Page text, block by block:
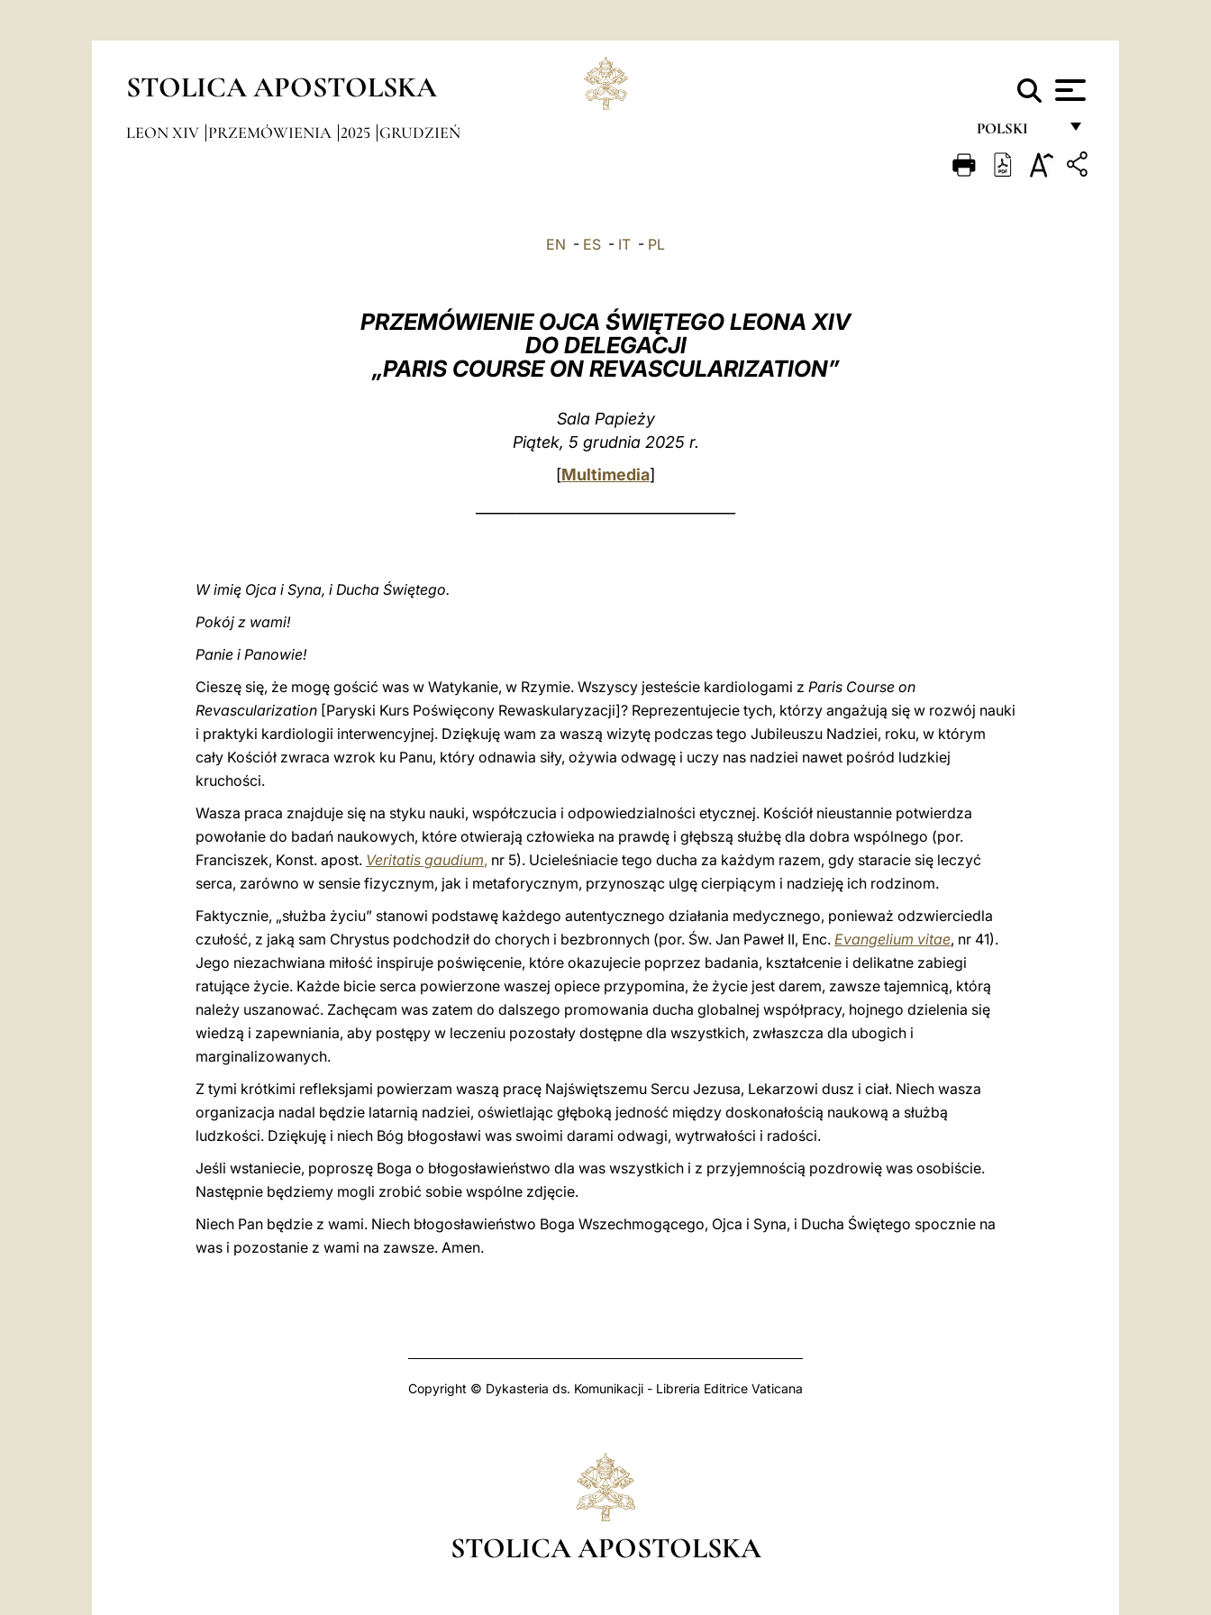
STOLICA APOSTOLSKA
POLSKI
FRANÇAIS
LEON XIV PRZEMÓWIENIA 2025 GRUDZIEŃ
EN - ES - IT - PL
PRZEMÓWIENIE OJCA ŚWIĘTEGO LEONA XIV
DO DELEGACJI
„PARIS COURSE ON REVASCULARIZATION”
Sala Papieży
Piątek, 5 grudnia 2025 r.
[Multimedia]
W imię Ojca i Syna, i Ducha Świętego.
Pokój z wami!
Panie i Panowie!
Cieszę się, że mogę gościć was w Watykanie, w Rzymie. Wszyscy jesteście kardiologami z Paris Course on
Revascularization [Paryski Kurs Poświęcony Rewaskularyzacji]? Reprezentujecie tych, którzy angażują się w rozwój nauki
i praktyki kardiologii interwencyjnej. Dziękuję wam za waszą wizytę podczas tego Jubileuszu Nadziei, roku, w którym
cały Kościół zwraca wzrok ku Panu, który odnawia siły, ożywia odwagę i uczy nas nadziei nawet pośród ludzkiej
kruchości.
Wasza praca znajduje się na styku nauki, współczucia i odpowiedzialności etycznej. Kościół nieustannie potwierdza
powołanie do badań naukowych, które otwierają człowieka na prawdę i głębszą służbę dla dobra wspólnego (por.
Franciszek, Konst. apost. Veritatis gaudium, nr 5). Ucieleśniacie tego ducha za każdym razem, gdy staracie się leczyć
serca, zarówno w sensie fizycznym, jak i metaforycznym, przynosząc ulgę cierpiącym i nadzieję ich rodzinom.
Faktycznie, „służba życiu” stanowi podstawę każdego autentycznego działania medycznego, ponieważ odzwierciedla
czułość, z jaką sam Chrystus podchodził do chorych i bezbronnych (por. Św. Jan Paweł II, Enc. Evangelium vitae, nr 41).
Jego niezachwiana miłość inspiruje poświęcenie, które okazujecie poprzez badania, kształcenie i delikatne zabiegi
ratujące życie. Każde bicie serca powierzone waszej opiece przypomina, że życie jest darem, zawsze tajemnicą, którą
należy uszanować. Zachęcam was zatem do dalszego promowania ducha globalnej współpracy, hojnego dzielenia się
wiedzą i zapewniania, aby postępy w leczeniu pozostały dostępne dla wszystkich, zwłaszcza dla ubogich i
marginalizowanych.
Z tymi krótkimi refleksjami powierzam waszą pracę Najświętszemu Sercu Jezusa, Lekarzowi dusz i ciał. Niech wasza
organizacja nadal będzie latarnią nadziei, oświetlając głęboką jedność między doskonałością naukową a służbą
ludzkości. Dziękuję i niech Bóg błogosławi was swoimi darami odwagi, wytrwałości i radości.
Jeśli wstaniecie, poproszę Boga o błogosławieństwo dla was wszystkich i z przyjemnością pozdrowię was osobiście.
Następnie będziemy mogli zrobić sobie wspólne zdjęcie.
Niech Pan będzie z wami. Niech błogosławieństwo Boga Wszechmogącego, Ojca i Syna, i Ducha Świętego spocznie na
was i pozostanie z wami na zawsze. Amen.
Copyright © Dykasteria ds. Komunikacji - Libreria Editrice Vaticana
STOLICA APOSTOLSKA